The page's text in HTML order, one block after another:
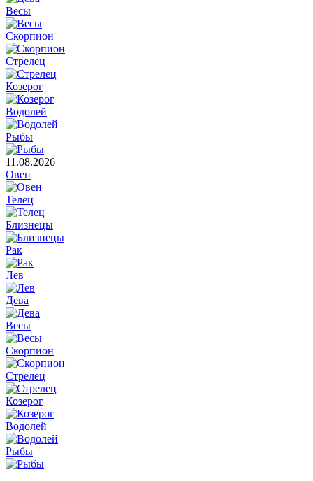
Весы
Скорпион
Стрелец
Козерог
Водолей
Рыбы
11.08.2026
Овен
Телец
Близнецы
Рак
Лев
Дева
Весы
Скорпион
Стрелец
Козерог
Водолей
Рыбы